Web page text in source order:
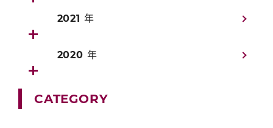
2021 年
2020 年
CATEGORY